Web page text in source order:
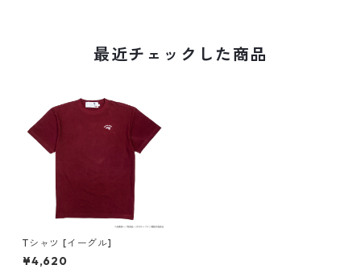
最近チェックした商品
Tシャツ [イーグル]
¥4,620